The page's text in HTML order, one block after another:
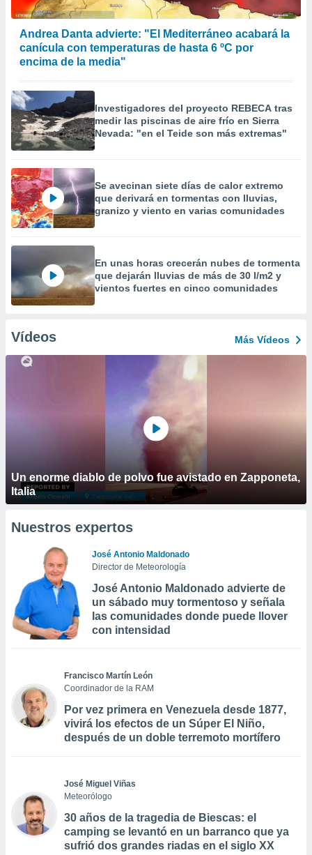
Andrea Danta advierte: "El Mediterráneo acabará la
canícula con temperaturas de hasta 6 ºC por
encima de la media"
Investigadores del proyecto REBECA tras
medir las piscinas de aire frío en Sierra
Nevada: "en el Teide son más extremas"
Se avecinan siete días de calor extremo
que derivará en tormentas con lluvias,
granizo y viento en varias comunidades
En unas horas crecerán nubes de tormenta
que dejarán lluvias de más de 30 l/m2 y
vientos fuertes en cinco comunidades
Vídeos Más Vídeos
Un enorme diablo de polvo fue avistado en Zapponeta,
Italia
Nuestros expertos
José Antonio Maldonado
Director de Meteorología
José Antonio Maldonado advierte de
un sábado muy tormentoso y señala
las comunidades donde puede llover
con intensidad
Francisco Martín León
Coordinador de la RAM
Por vez primera en Venezuela desde 1877,
vivirá los efectos de un Súper El Niño,
después de un doble terremoto mortífero
José Miguel Viñas
Meteorólogo
30 años de la tragedia de Biescas: el
camping se levantó en un barranco que ya
sufrió dos grandes riadas en el siglo XX